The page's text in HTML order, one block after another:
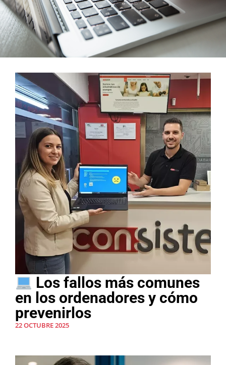
Los fallos más comunes
en los ordenadores y cómo
prevenirlos
22 OCTUBRE 2025